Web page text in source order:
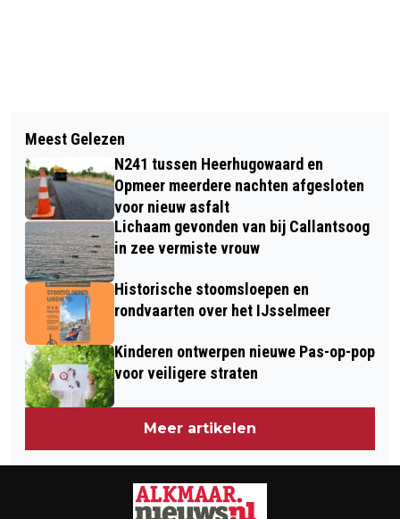
ZONOVERGOTEN ALKMAARSE
BEVRIJDINGSVIERING GROOT SUCCES
ELKE VRIJDAG GRATIS
KAASMARKTCONCERTEN IN GROTE
KERK ALKMAAR
Meest Gelezen
N241 tussen Heerhugowaard en
Opmeer meerdere nachten afgesloten
voor nieuw asfalt
Lichaam gevonden van bij Callantsoog
in zee vermiste vrouw
Historische stoomsloepen en
rondvaarten over het IJsselmeer
Kinderen ontwerpen nieuwe Pas-op-pop
voor veiligere straten
Meer artikelen